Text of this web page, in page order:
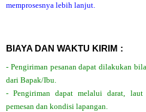
memprosesnya lebih lanjut.
BIAYA DAN WAKTU KIRIM :
- Pengiriman pesanan dapat dilakukan
dari Bapak/Ibu.
- Pengiriman dapat melalui darat,
pemesan dan kondisi lapangan.